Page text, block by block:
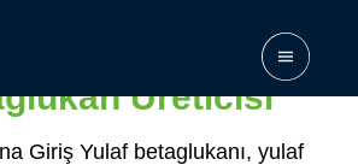
Üreticisi
Giriş Yulaf betaglukanı, yulaf